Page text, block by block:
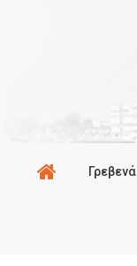
Γρεβενά